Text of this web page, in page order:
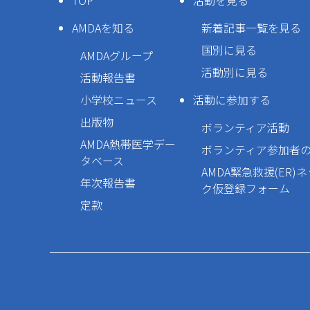
AMDAを知る
AMDAグループ
活動報告書
小学校ニュース
出版物
AMDA熱帯医学デー
タベース
年次報告書
定款
新着記事一覧を見る
国別に見る
活動別に見る
活動に参加する
ボランティア活動
ボランティア参加者
AMDA緊急救援(ER)
ク仮登録フォーム